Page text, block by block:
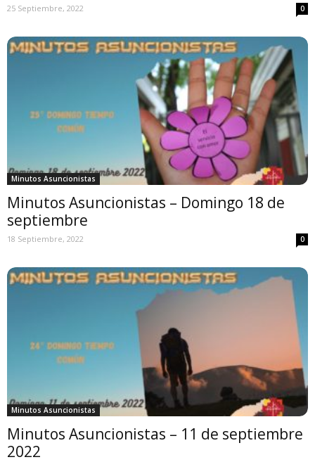
25 Septiembre, 2022 0
Minutos Asuncionistas
Minutos Asuncionistas – Domingo 18 de
septiembre
18 Septiembre, 2022 0
Minutos Asuncionistas
Minutos Asuncionistas – 11 de septiembre
2022